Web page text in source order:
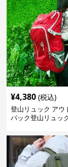
¥4,380 (税込)
登山リュック アウ
パック登山リュッ